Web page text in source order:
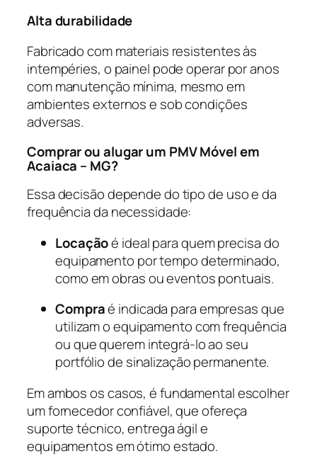
Alta durabilidade
Fabricado com materiais resistentes às
intempéries, o painel pode operar por anos
com manutenção mínima, mesmo em
ambientes externos e sob condições
adversas.
Comprar ou alugar um PMV Móvel em
Acaiaca – MG?
Essa decisão depende do tipo de uso e da
frequência da necessidade:
Locaçãoé ideal para quem precisa do
equipamento por tempo determinado,
como em obras ou eventos pontuais.
Compraé indicada para empresas que
utilizam o equipamento com frequência
ou que querem integrá-lo ao seu
portfólio de sinalização permanente.
Em ambos os casos, é fundamental escolher
um fornecedor confiável, que ofereça
suporte técnico, entrega ágil e
equipamentos em ótimo estado.